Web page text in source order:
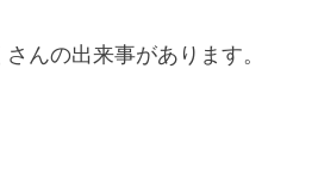
んの出来事があります。